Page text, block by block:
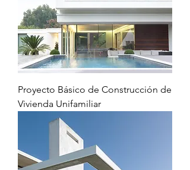
Proyecto Básico de Construcción de
Vivienda Unifamiliar